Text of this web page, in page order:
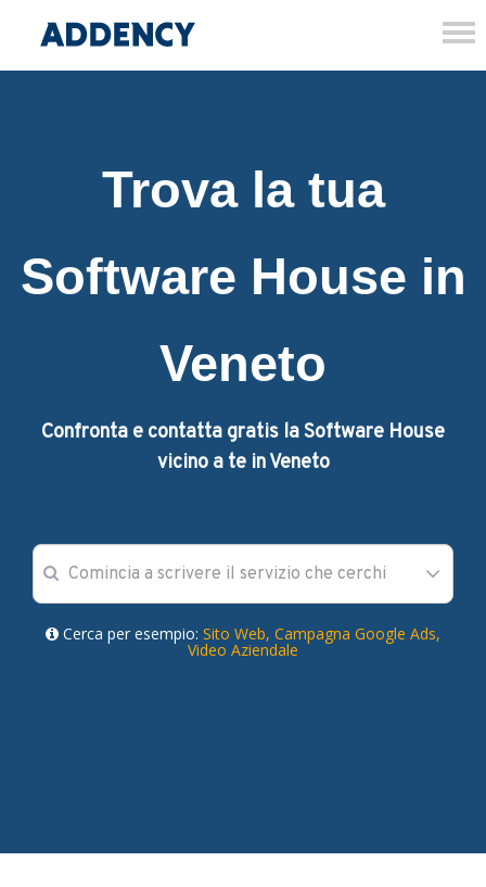
Trova la tua
Software House in
Veneto
Confronta e contatta gratis la Software House
vicino a te in Veneto
Cerca per esempio: Sito Web, Campagna Google Ads,
Video Aziendale